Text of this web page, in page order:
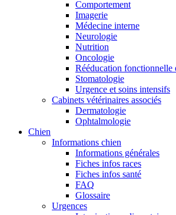
Comportement
Imagerie
Médecine interne
Neurologie
Nutrition
Oncologie
Rééducation fonctionnelle
Stomatologie
Urgence et soins intensifs
Cabinets vétérinaires associés
Dermatologie
Ophtalmologie
Chien
Informations chien
Informations générales
Fiches infos races
Fiches infos santé
FAQ
Glossaire
Urgences